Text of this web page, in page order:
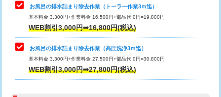
タンクレストイレ脱着 33,000円
小便器トイレ脱着
その他部品の脱着 8,800円～
交換・取付（タンク）
お風呂の排水詰まり除去作業（トーラー作業3ｍ迄）
基本料金 3,300円+作業料金 16,500円+部品代 0円=19,800円
WEB割引3,000円➡16,800円(税込)
お風呂の排水詰まり除去作業（高圧洗浄3ｍ迄）
基本料金 3,300円+作業料金 27,500円+部品代 0円=30,800円
WEB割引3,000円➡27,800円(税込)